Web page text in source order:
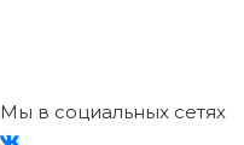
Мы в социальных сетях